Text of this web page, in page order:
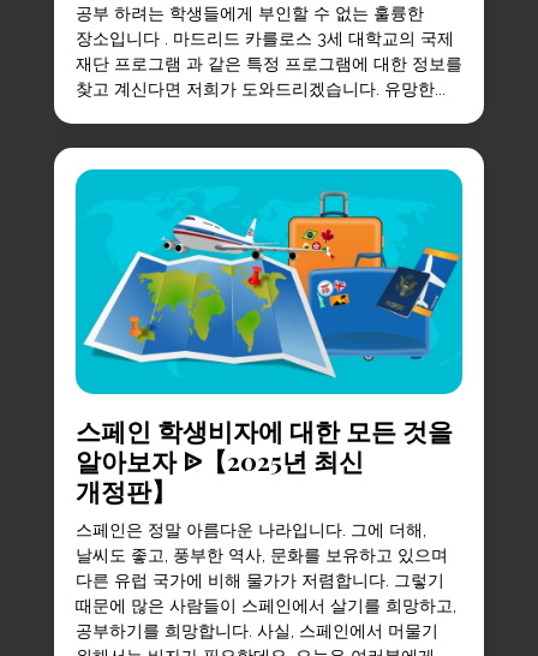
공부 하려는 학생들에게 부인할 수 없는 훌륭한
장소입니다 . 마드리드 카를로스 3세 대학교의 국제
재단 프로그램 과 같은 특정 프로그램에 대한 정보를
찾고 계신다면 저희가 도와드리겠습니다. 유망한...
스페인 학생비자에 대한 모든 것을
알아보자 ᐉ【2025년 최신
개정판】
스페인은 정말 아름다운 나라입니다. 그에 더해,
날씨도 좋고, 풍부한 역사, 문화를 보유하고 있으며
다른 유럽 국가에 비해 물가가 저렴합니다. 그렇기
때문에 많은 사람들이 스페인에서 살기를 희망하고,
공부하기를 희망합니다. 사실, 스페인에서 머물기